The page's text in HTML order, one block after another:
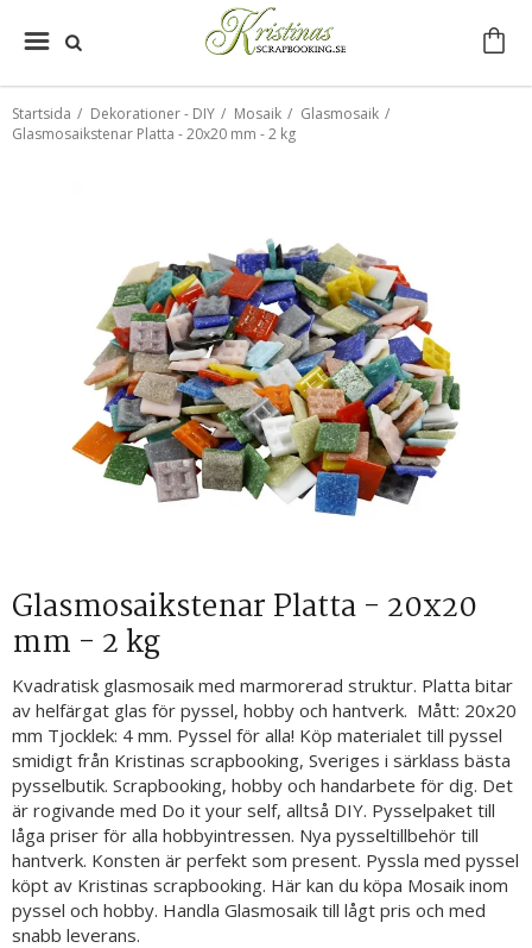
Startsida / Dekorationer - DIY / Mosaik / Glasmosaik /
Glasmosaikstenar Platta - 20x20 mm - 2 kg
Glasmosaikstenar Platta - 20x20
mm - 2 kg
Kvadratisk glasmosaik med marmorerad struktur. Platta bitar
av helfärgat glas för pyssel, hobby och hantverk. Mått: 20x20
mm Tjocklek: 4 mm. Pyssel för alla! Köp materialet till pyssel
smidigt från Kristinas scrapbooking, Sveriges i särklass bästa
pysselbutik. Scrapbooking, hobby och handarbete för dig. Det
är rogivande med Do it your self, alltså DIY. Pysselpaket till
låga priser för alla hobbyintressen. Nya pysseltillbehör till
hantverk. Konsten är perfekt som present. Pyssla med pyssel
köpt av Kristinas scrapbooking. Här kan du köpa Mosaik inom
pyssel och hobby. Handla Glasmosaik till lågt pris och med
snabb leverans.